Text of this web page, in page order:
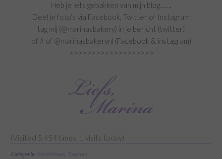
Heb je iets gebakken van mijn blog…….
Deel je foto’s via Facebook, Twitter of Instagram
tag mij (@marinasbakery) in je bericht (twitter)
of # of @marinasbakerynl (Facebook & instagram)
>>>>>>>>>>>>>>>>>>>
(Visited 5.454 times, 1 visits today)
Categorie: Sinterklaas,
Taarten